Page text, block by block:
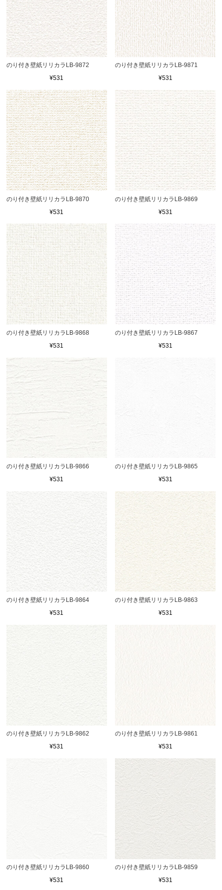
のり付き壁紙リリカラLB-9872
¥531
のり付き壁紙リリカラLB-9871
¥531
のり付き壁紙リリカラLB-9870
¥531
のり付き壁紙リリカラLB-9869
¥531
のり付き壁紙リリカラLB-9868
¥531
のり付き壁紙リリカラLB-9867
¥531
のり付き壁紙リリカラLB-9866
¥531
のり付き壁紙リリカラLB-9865
¥531
のり付き壁紙リリカラLB-9864
¥531
のり付き壁紙リリカラLB-9863
¥531
のり付き壁紙リリカラLB-9862
¥531
のり付き壁紙リリカラLB-9861
¥531
のり付き壁紙リリカラLB-9860
¥531
のり付き壁紙リリカラLB-9859
¥531